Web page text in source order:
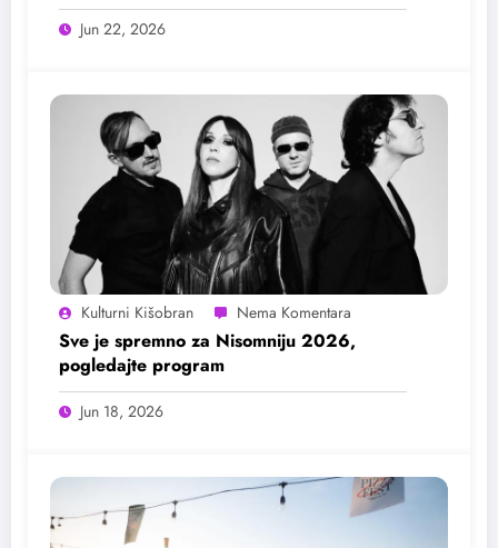
Jun 22, 2026
Kulturni Kišobran
Sve je spremno za Nisomniju 2026,
pogledajte program
Jun 18, 2026